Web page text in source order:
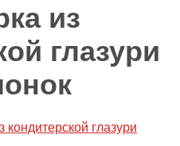
из
глазури
кондитерской глазури